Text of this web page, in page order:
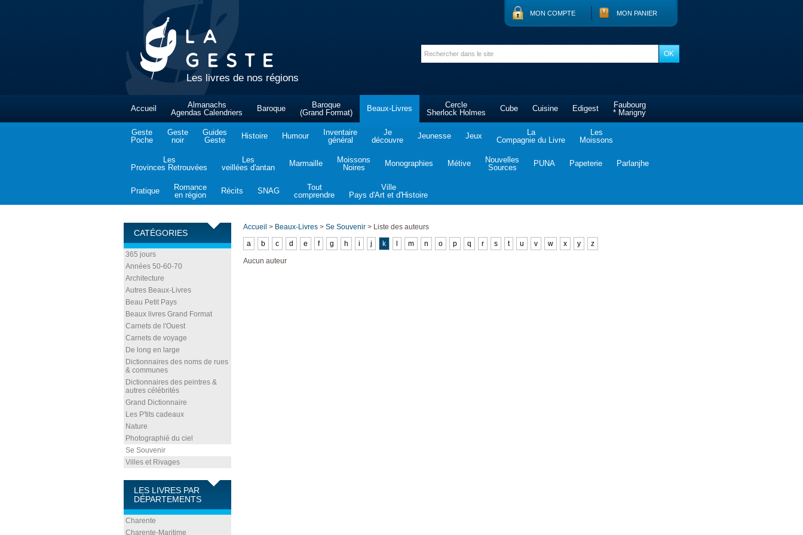
Les livres de nos régions
MON COMPTE MON PANIER
Accueil
Almanachs
Agendas Calendriers
Baroque
Baroque
(Grand Format)
Beaux-Livres
Cercle
Sherlock Holmes
Cube Cuisine Edigest
Faubourg
* Marigny
Geste
Poche
Geste
noir
Guides
Geste
Histoire Humour
Inventaire
général
Je
découvre
Jeunesse Jeux
La
Compagnie du Livre
Les
Moissons
Les
Provinces Retrouvées
Les
veillées d'antan
Marmaille
Moissons
Noires
Monographies Métive
Nouvelles
Sources
PUNA Papeterie Parlanjhe
Pratique
Romance
en région
Récits SNAG
Tout
comprendre
Ville
Pays d'Art et d'Histoire
CATÉGORIES
365 jours
Années 50-60-70
Architecture
Autres Beaux-Livres
Beau Petit Pays
Beaux livres Grand Format
Carnets de l'Ouest
Carnets de voyage
De long en large
Dictionnaires des noms de rues
& communes
Dictionnaires des peintres &
autres célébrités
Grand Dictionnaire
Les P'tits cadeaux
Nature
Photographié du ciel
Se Souvenir
Villes et Rivages
LES LIVRES PAR
DÉPARTEMENTS
Charente
Charente-Maritime
Accueil > Beaux-Livres > Se Souvenir > Liste des auteurs
a
b c d e f g h i j k m n o p q r s t u v w x y z
Aucun auteur